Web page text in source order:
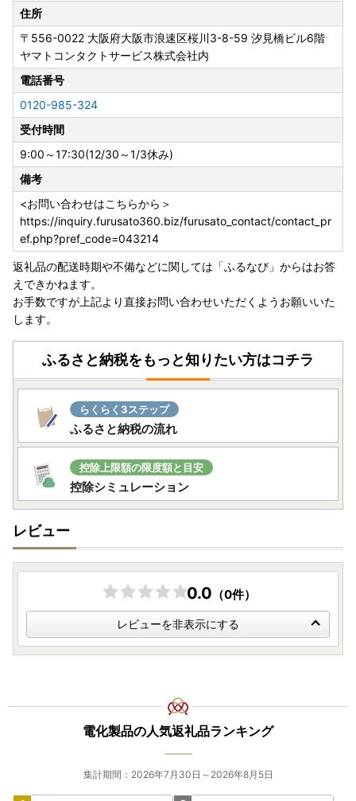
で、書類の作成や申請書の郵送が不要となります。
寄附の申込の際に、ワンストップ特例申請を「希望する」と
されたかたへ受領証明書と一緒に申請書をお送りしておりま
す。
年末に寄附をされた場合、送付が申請期日に間に合わない可
能性が高いため、お急ぎの場合は下記大河原町ホームページ
をご確認いただき、オンライン申請をご利用いただくか、ご
自身で様式をダウンロード・印刷し手続きいただきますよう
お願いいたします。提出の際はマイナンバー確認書類・本人
確認書類の添付漏れにご注意ください。
提出期限は、寄附をした翌年の１月10日まで
受付が完了しましたら、メールにてご連絡いたします。受付
書の送付は行っておりません。
また年末は多くの申請書が送付されるため、確認にお時間を
いただきます。あらかじめご了承ください。
▽大河原町ホームページ
リンク
○ふるさと納税は「寄附」であるため、申し込み後のキャン
セルは原則できません。申込の際は、申込者、お礼の品（数
等に誤りがないかよくご確認の上、申込をお願いいたしま
す。
〇アイリスオーヤマ製品について
・お礼の品をメーカーから直送しているため、保証書に購入
日・店舗等の記載はしておりません。かわりに大河原町から
ーカー保証の期間については、
ります。
また、開封・未使用であっても、メーカー保証の期間は変わ
・「組み立て不要」の記載がないものはお客様組み立てとな
っております。工具は入っておりません。
住所
〒556-0022 大阪府大阪市浪速区桜川3-8-59 汐見橋ビル6階
ヤマトコンタクトサービス株式会社内
電話番号
0120-985-324
受付時間
9:00～17:30(12/30～1/3休み)
備考
<お問い合わせはこちらから＞
https://inquiry.furusato360.biz/furusato_contact/contact_pr
ef.php?pref_code=043214
返礼品の配送時期や不備などに関しては「ふるなび」からはお答
えできかねます。
お手数ですが上記より直接お問い合わせいただくようお願いいた
します。
ふるさと納税をもっと知りたい方はコチラ
らくらく3ステップ
ふるさと納税の流れ
控除上限額の限度額と目安
控除シミュレーション
レビュー
0.0 （0件）
レビューを非表示にする
電化製品の人気返礼品ランキング
集計期間：2026年7月30日～2026年8月5日